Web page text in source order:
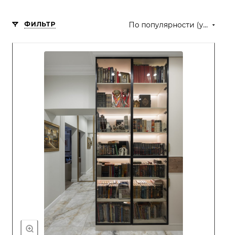
ФИЛЬТР По популярности (убывание)